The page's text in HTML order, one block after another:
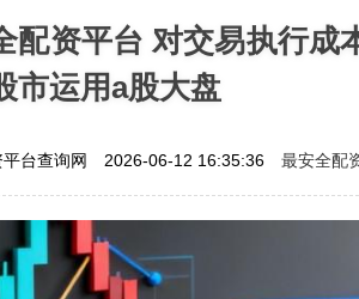
配资平台 对交易执行成
市运用a股大盘
台查询网 2026-06-12 16:35:36 最安全配